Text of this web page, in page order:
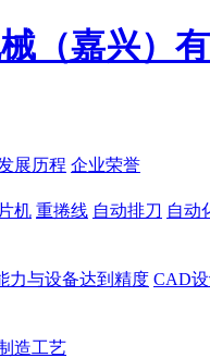
展历程 企业荣誉
机 重捲线 自动排刀 自动
力与设备达到精度 CAD
造工艺